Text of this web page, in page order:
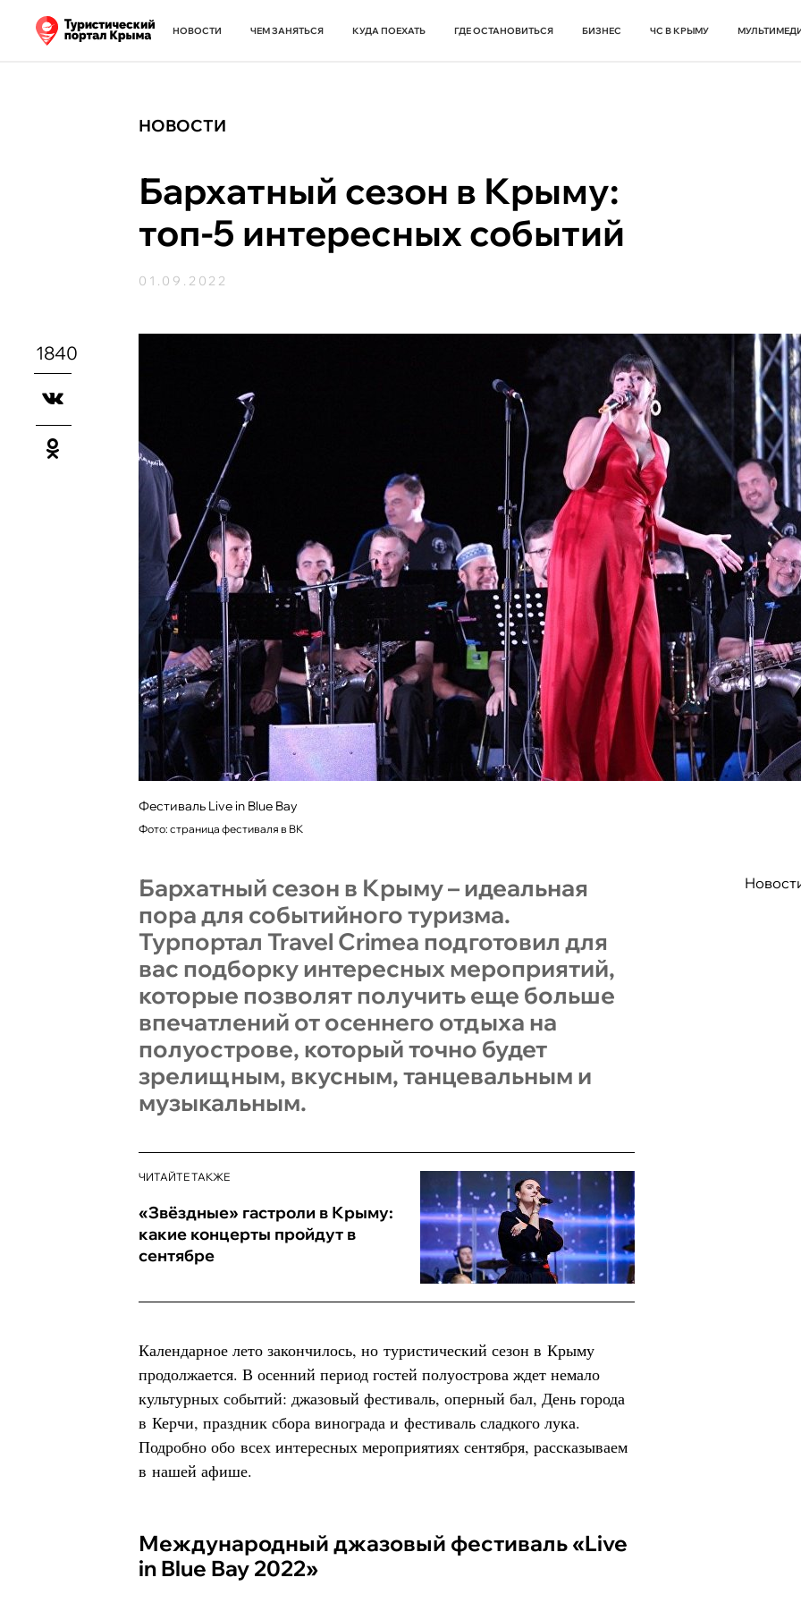
НОВОСТИ ЧЕМ ЗАНЯТЬСЯ КУДА ПОЕХАТЬ ГДЕ ОСТАНОВИТЬСЯ БИЗНЕС ЧС В КРЫМУ
НОВОСТИ
Бархатный сезон в Крыму:
топ-5 интересных событий
01.09.2022
1840
Фестиваль Live in Blue Bay
Фото: страница фестиваля в ВК
Бархатный сезон в Крыму – идеальная
пора для событийного туризма.
Турпортал Travel Crimea подготовил для
вас подборку интересных мероприятий,
которые позволят получить еще больше
впечатлений от осеннего отдыха на
полуострове, который точно будет
зрелищным, вкусным, танцевальным и
музыкальным.
ЧИТАЙТЕ ТАКЖЕ
«Звёздные» гастроли в Крыму:
какие концерты пройдут в
сентябре
Календарное лето закончилось, но туристический сезон в Крыму
продолжается. В осенний период гостей полуострова ждет немало
культурных событий: джазовый фестиваль, оперный бал, День города
в Керчи, праздник сбора винограда и фестиваль сладкого лука.
Подробно обо всех интересных мероприятиях сентября, рассказываем
в нашей афише.
Международный джазовый фестиваль «Live
in Blue Bay 2022»